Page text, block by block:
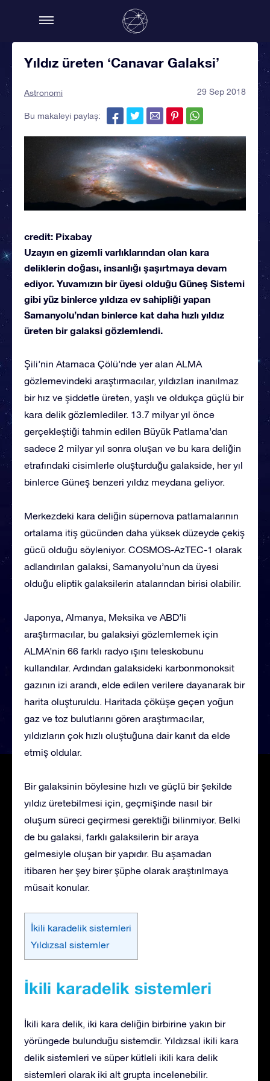
Yıldız üreten ‘Canavar Galaksi’
Astronomi 29 Sep 2018
Bu makaleyi paylaş:
credit: Pixabay
Uzayın en gizemli varlıklarından olan kara
deliklerin doğası, insanlığı şaşırtmaya devam
ediyor. Yuvamızın bir üyesi olduğu Güneş Sistemi
gibi yüz binlerce yıldıza ev sahipliği yapan
Samanyolu’ndan binlerce kat daha hızlı yıldız
üreten bir galaksi gözlemlendi.
Şili’nin Atamaca Çölü’nde yer alan ALMA
gözlemevindeki araştırmacılar, yıldızları inanılmaz
bir hız ve şiddetle üreten, yaşlı ve oldukça güçlü bir
kara delik gözlemlediler. 13.7 milyar yıl önce
gerçekleştiği tahmin edilen Büyük Patlama’dan
sadece 2 milyar yıl sonra oluşan ve bu kara deliğin
etrafındaki cisimlerle oluşturduğu galakside, her yıl
binlerce Güneş benzeri yıldız meydana geliyor.
Merkezdeki kara deliğin süpernova patlamalarının
ortalama itiş gücünden daha yüksek düzeyde çekiş
gücü olduğu söyleniyor. COSMOS-AzTEC-1 olarak
adlandırılan galaksi, Samanyolu’nun da üyesi
olduğu eliptik galaksilerin atalarından birisi olabilir.
Japonya, Almanya, Meksika ve ABD’li
araştırmacılar, bu galaksiyi gözlemlemek için
ALMA’nin 66 farklı radyo ışını teleskobunu
kullandılar. Ardından galaksideki karbonmonoksit
gazının izi arandı, elde edilen verilere dayanarak bir
harita oluşturuldu. Haritada çöküşe geçen yoğun
gaz ve toz bulutlarını gören araştırmacılar,
yıldızların çok hızlı oluştuğuna dair kanıt da elde
etmiş oldular.
Bir galaksinin böylesine hızlı ve güçlü bir şekilde
yıldız üretebilmesi için, geçmişinde nasıl bir
oluşum süreci geçirmesi gerektiği bilinmiyor. Belki
de bu galaksi, farklı galaksilerin bir araya
gelmesiyle oluşan bir yapıdır. Bu aşamadan
itibaren her şey birer şüphe olarak araştırılmaya
müsait konular.
İkili karadelik sistemleri
Yıldızsal sistemler
İkili karadelik sistemleri
İkili kara delik, iki kara deliğin birbirine yakın bir
yörüngede bulunduğu sistemdir. Yıldızsal ikili kara
delik sistemleri ve süper kütleli ikili kara delik
sistemleri olarak iki alt grupta incelenebilir.